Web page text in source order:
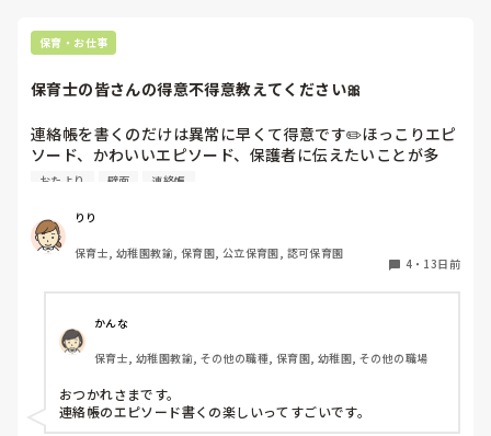
保育・お仕事
保育士の皆さんの得意不得意教えてください🎀
連絡帳を書くのだけは異常に早くて得意です✏️ほっこりエピ
ソード、かわいいエピソード、保護者に伝えたいことが多
く、書くのも楽しいのですが、、逆に壁面製作が大の苦手で
だけは得意！』『これは苦手…』な業務は何ですか？暑すぎ
る日々ですが、夏乗り越えましょうね！
おたより 壁面 連絡帳
りり
保育士, 幼稚園教諭, 保育園, 公立保育園, 認可保育園
4・ 13日前
かんな
保育士, 幼稚園教諭, その他の職種, 保育園, 幼稚園, その他の職場
おつかれさまです。
連絡帳のエピソード書くの楽しいってすごいです。